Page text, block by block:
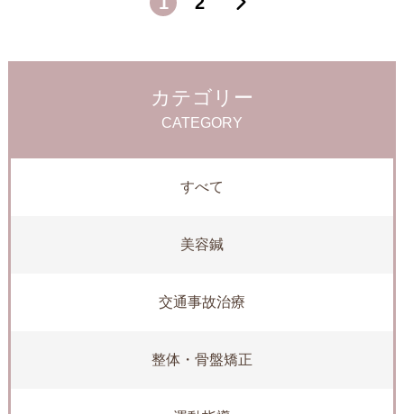
カテゴリー
CATEGORY
すべて
美容鍼
交通事故治療
整体・骨盤矯正